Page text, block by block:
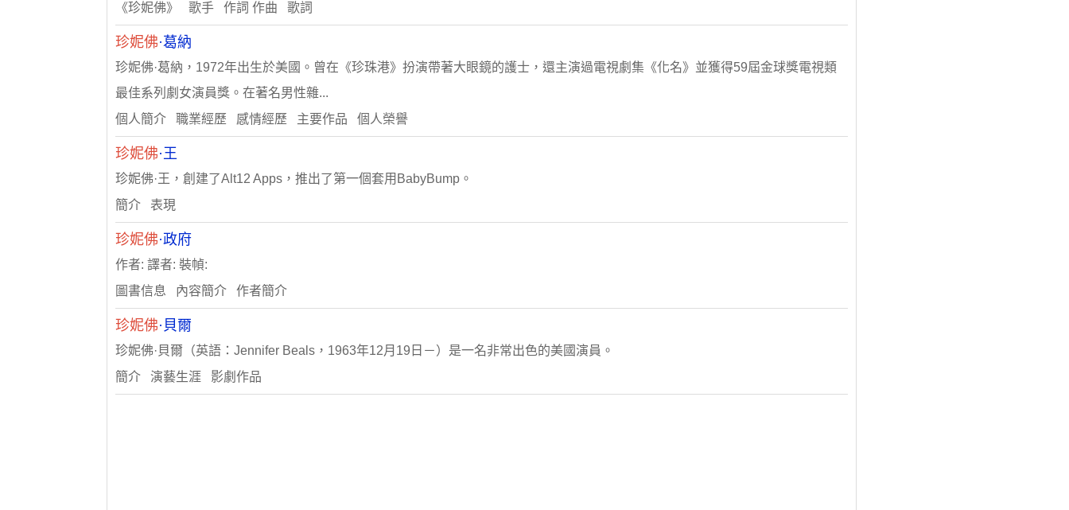
《珍妮佛》 歌手 作詞 作曲 歌詞
珍妮佛·葛納
珍妮佛·葛納，1972年出生於美國。曾在《珍珠港》扮演帶著大眼鏡的護士，還主演過電視劇集《化名》並獲得59屆金球獎電視類
最佳系列劇女演員獎。在著名男性雜...
個人簡介 職業經歷 感情經歷 主要作品 個人榮譽
珍妮佛·王
珍妮佛·王，創建了Alt12 Apps，推出了第一個套用BabyBump。
簡介 表現
珍妮佛·政府
作者: 譯者: 裝幀:
圖書信息 內容簡介 作者簡介
珍妮佛·貝爾
珍妮佛·貝爾（英語：Jennifer Beals，1963年12月19日－）是一名非常出色的美國演員。
簡介 演藝生涯 影劇作品